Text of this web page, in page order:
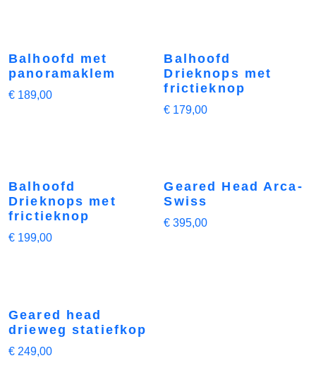
Balhoofd met
panoramaklem
€ 189,00
Balhoofd
Drieknops met
frictieknop
€ 179,00
Balhoofd
Drieknops met
frictieknop
€ 199,00
Geared Head Arca-
Swiss
€ 395,00
Geared head
drieweg statiefkop
€ 249,00